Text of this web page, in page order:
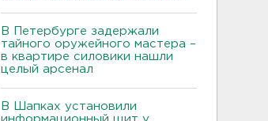
В Петербурге задержали
тайного оружейного мастера –
в квартире силовики нашли
целый арсенал
В Шапках установили
информационный щит у